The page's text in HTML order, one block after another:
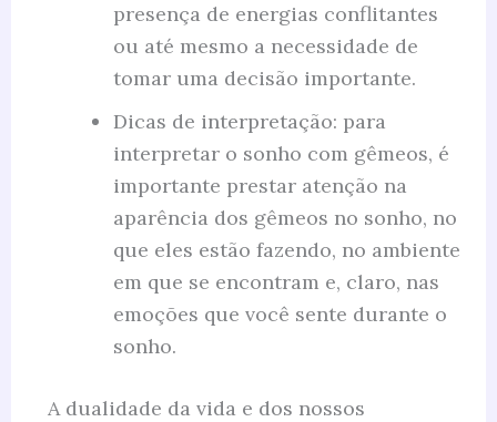
presença de energias conflitantes
ou até mesmo a necessidade de
tomar uma decisão importante.
Dicas de interpretação: para
interpretar o sonho com gêmeos, é
importante prestar atenção na
aparência dos gêmeos no sonho, no
que eles estão fazendo, no ambiente
em que se encontram e, claro, nas
emoções que você sente durante o
sonho.
A dualidade da vida e dos nossos